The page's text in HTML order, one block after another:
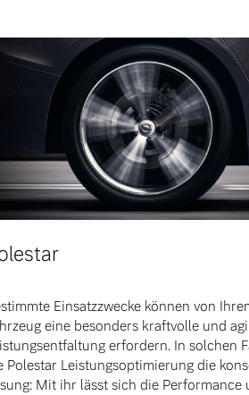
Einsatzzwecke können von
eine besonders kraftvolle und
erfordern. In solchen
Polestar Leistungsoptimierung die
Mit ihr lässt sich die Performance